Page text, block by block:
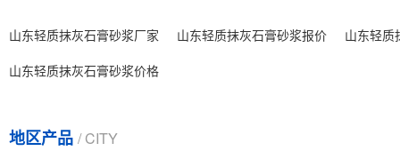
山东轻质抹灰石膏砂浆厂家 山东轻质抹灰石膏砂浆报价
山东轻质
山东轻质抹灰石膏砂浆价格
地区产品 / CITY